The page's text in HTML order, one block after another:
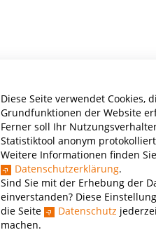
Diese Seite verwendet Cookies,
Grundfunktionen der Website
Ferner soll Ihr
Statistiktool anonym
Weitere Informationen finden
Datenschutzerklärung.
Sind Sie mit der Erhebung der
einverstanden? Diese
die Seite
Datenschutz
machen.
Informatik und
Kunststofftechnik und
Maschinenbau
THWS Business School